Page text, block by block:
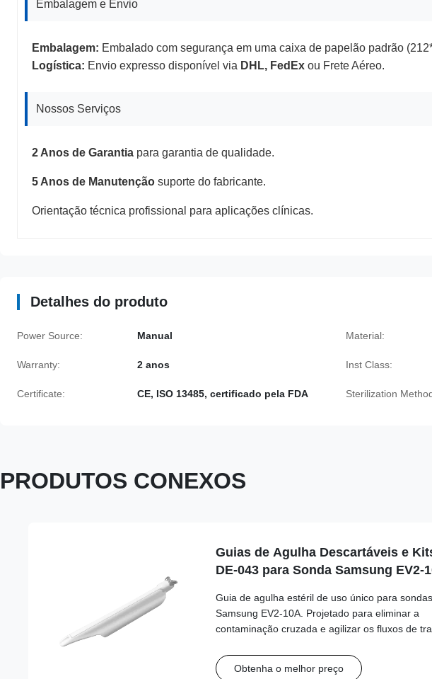
Embalagem e Envio
Embalagem: Embalado com segurança em uma caixa de papelão padrão
Logística: Envio expresso disponível via DHL, FedEx ou Frete Aéreo.
Nossos Serviços
2 Anos de Garantia para garantia de qualidade.
5 Anos de Manutenção suporte do fabricante.
Orientação técnica profissional para aplicações clínicas.
Detalhes do produto
Power Source: Manual Material:
Warranty: 2 anos Inst Class:
Certificate: CE, ISO 13485, certificado pela FDA Sterilization
PRODUTOS CONEXOS
Guias de Agulha Descartáveis e
DE-043 para Sonda Samsung EV2-
Guia de agulha estéril de uso único para sondas
Samsung EV2-10A. Projetado para eliminar a
contaminação cruzada e agilizar os fluxos de
calibres.
Obtenha o melhor preço